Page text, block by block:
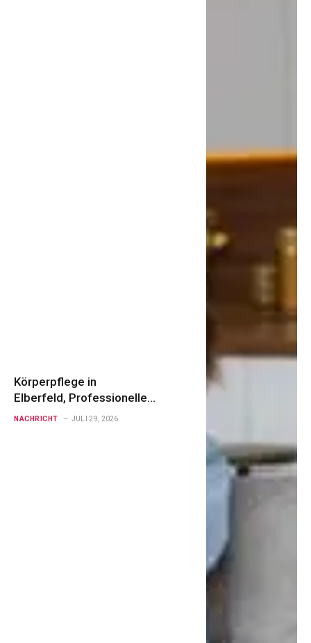
Körperpflege in
Elberfeld, Professionelle
Unterstützung für mehr
NACHRICHT JULI 29, 2026